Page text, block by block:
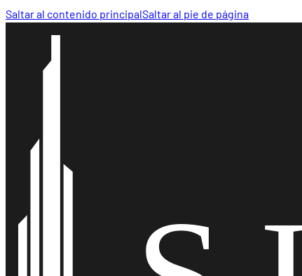
Saltar al contenido principalSaltar al pie de página